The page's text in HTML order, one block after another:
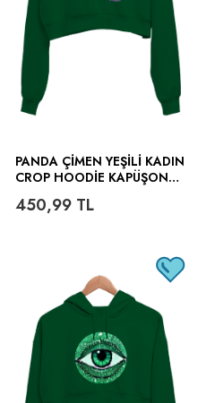
PANDA ÇIMEN YEŞILI KADIN
CROP HOODIE KAPÜŞONLU
450,99 TL